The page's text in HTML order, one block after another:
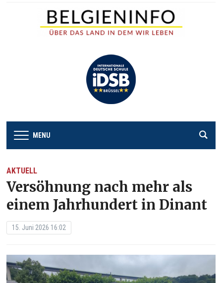
MENU
AKTUELL
Versöhnung nach mehr als
einem Jahrhundert in Dinant
15. Juni 2026 16:02